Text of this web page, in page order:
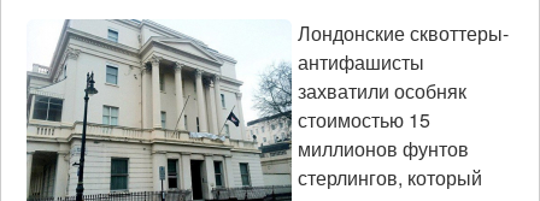
Лондонские сквоттеры-
антифашисты
захватили особняк
стоимостью 15
миллионов фунтов
стерлингов, который